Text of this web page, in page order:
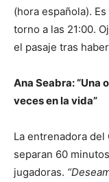
(hora española).
torno a las 21:00.
el pasaje tras
Ana Seabra: “Una
veces en la vida”
La entrenadora
separan 60
jugadoras.